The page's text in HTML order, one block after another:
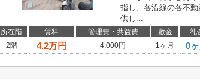
指し、各沿線の各不
供し...
所在階 賃料 管理費・共益費 敷金 礼
2階
4.2万円 4,000円 1ヶ月 0ヶ